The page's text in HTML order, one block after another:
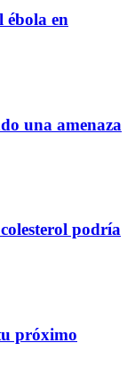
ébola en
una amenaza
podría
próximo